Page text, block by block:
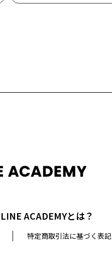
ACADEMYとは？
特定商取引法に基づく表記